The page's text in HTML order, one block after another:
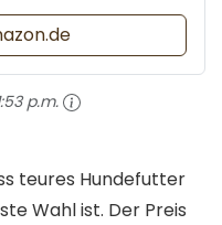
p.m.
teures Hundefutter
Wahl ist. Der Preis